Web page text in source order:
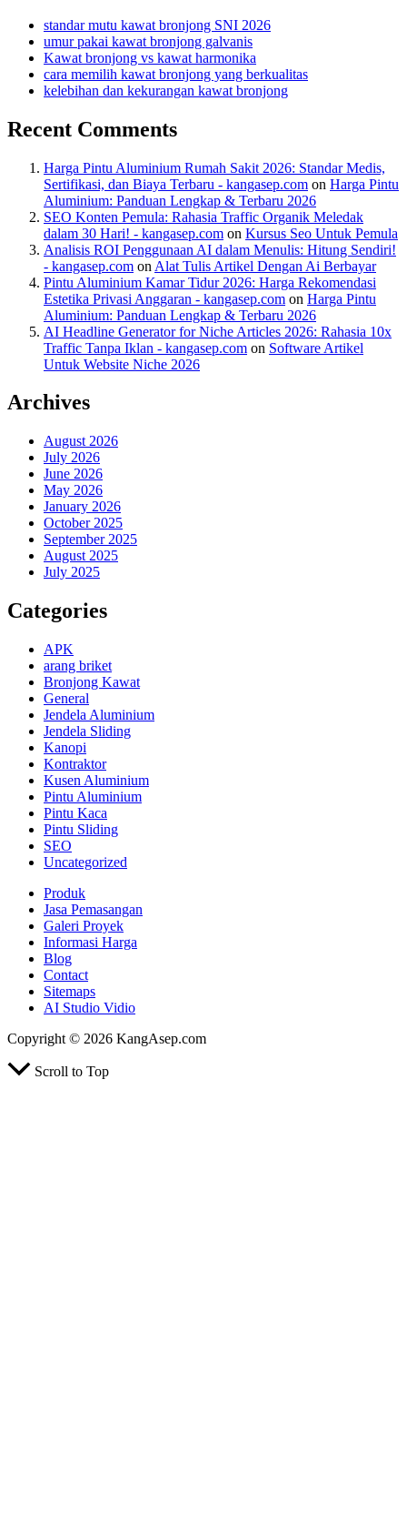
standar mutu kawat bronjong SNI 2026
umur pakai kawat bronjong galvanis
Kawat bronjong vs kawat harmonika
cara memilih kawat bronjong yang berkualitas
kelebihan dan kekurangan kawat bronjong
Recent Comments
Harga Pintu Aluminium Rumah Sakit 2026: Standar Medis,
Sertifikasi, dan Biaya Terbaru - kangasep.com on Harga Pintu
Aluminium: Panduan Lengkap & Terbaru 2026
SEO Konten Pemula: Rahasia Traffic Organik Meledak
dalam 30 Hari! - kangasep.com on Kursus Seo Untuk Pemula
Analisis ROI Penggunaan AI dalam Menulis: Hitung Sendiri!
- kangasep.com on Alat Tulis Artikel Dengan Ai Berbayar
Pintu Aluminium Kamar Tidur 2026: Harga Rekomendasi
Estetika Privasi Anggaran - kangasep.com on Harga Pintu
Aluminium: Panduan Lengkap & Terbaru 2026
AI Headline Generator for Niche Articles 2026: Rahasia 10x
Traffic Tanpa Iklan - kangasep.com on Software Artikel
Untuk Website Niche 2026
Archives
August 2026
July 2026
June 2026
May 2026
January 2026
October 2025
September 2025
August 2025
July 2025
Categories
APK
arang briket
Bronjong Kawat
General
Jendela Aluminium
Jendela Sliding
Kanopi
Kontraktor
Kusen Aluminium
Pintu Aluminium
Pintu Kaca
Pintu Sliding
SEO
Uncategorized
Produk
Jasa Pemasangan
Galeri Proyek
Informasi Harga
Blog
Contact
Sitemaps
AI Studio Vidio
Copyright © 2026 KangAsep.com
Scroll to Top